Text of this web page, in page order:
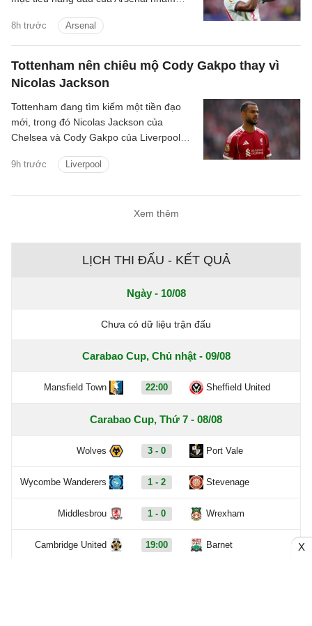
8h trước Arsenal
Tottenham nên chiêu mộ Cody Gakpo thay vì
Nicolas Jackson
9h trước Liverpool
Tottenham đang tìm kiếm một tiền đạo
mới, trong đó Nicolas Jackson của
Chelsea và Cody Gakpo của Liverpool
của họ.
Xem thêm
LỊCH THI ĐẤU - KẾT QUẢ
Ngày - 10/08
Chưa có dữ liệu trận đấu
Carabao Cup, Chủ nhật - 09/08
Mansfield Town 22:00 Sheffield United
Carabao Cup, Thứ 7 - 08/08
Wolves 3 - 0 Port Vale
Wycombe Wanderers 1 - 2 Stevenage
Middlesbrou 1 - 0 Wrexham
Cambridge United 19:00 Barnet X